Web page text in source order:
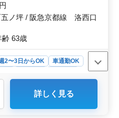
での通勤も可能です！ 皆様か
お待ちしております！！
円
ノ坪 / 阪急京都線 洛西口
63歳
2〜3日からOK
車通勤OK
年の方々にぴったりな歯科
詳しく見る